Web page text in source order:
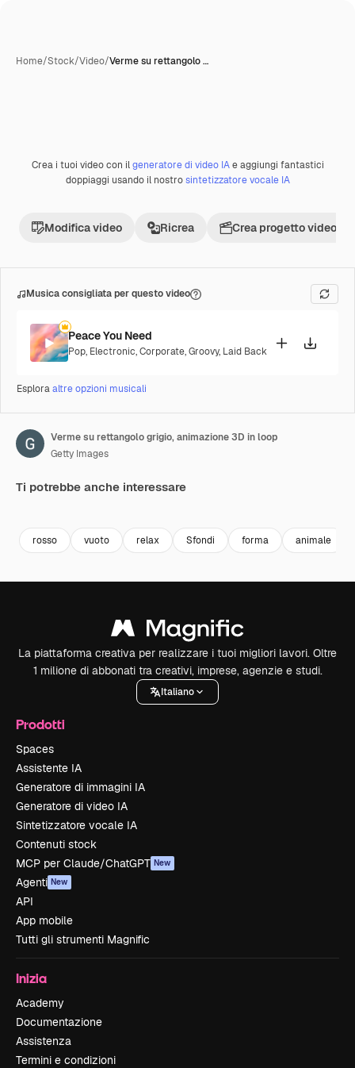
Home/Stock/Video/Verme su rettangolo …
Premium
Crea i tuoi video con ilgeneratore di video IAe aggiungi fantastici
doppiaggi usando il nostrosintetizzatore vocale IA
Modifica video Ricrea Crea progetto video
Musica consigliata per questo video
Peace You Need
Pop, Electronic,Corporate,Groovy, Laid Back
Esploraaltre opzioni musicali
Verme su rettangolo grigio, animazione 3D in loop
Getty Images
Ti potrebbe anche interessare
rosso vuoto relax Sfondi forma animale
La piattaforma creativa per realizzare i tuoi migliori lavori. Oltre
1 milione di abbonati tra creativi, imprese, agenzie e studi.
Italiano
Prodotti
Spaces
Assistente IA
Generatore di immagini IA
Generatore di video IA
Sintetizzatore vocale IA
Contenuti stock
MCP per Claude/ChatGPT New
Agenti New
API
App mobile
Tutti gli strumenti Magnific
Inizia
Academy
Documentazione
Assistenza
Termini e condizioni